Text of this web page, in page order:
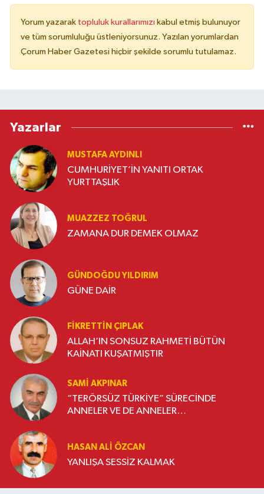
Yorum yazarak topluluk kurallarımızı kabul etmiş bulunuyor
ve tüm sorumluluğu üstleniyorsunuz. Yazılan yorumlardan
Çorum Haber Gazetesi hiçbir şekilde sorumlu tutulamaz.
Yazarlar
MUSTAFA AYDINLI
CUMHURİYET’İN YANITI ORTAK
YURTTAŞLIK
MUAZZEZ TOĞRUL
ZAMANA DUR DEMEK OLMAZ
GÜNDOĞDU YILDIRIM
GÜNE DAİR
FIKRETTIN ÇIPLAK
ALLAH’IN SONSUZ RAHMETİ BÜTÜN
KAİNATI KUŞATMIŞTIR
SAMI AKPINAR
“TERÖRSÜZ TÜRKİYE” SÜRECİNDE
ANNELER VE DE ANNELER…
HASAN ALI ÖZCAN
YANLIŞA SESSİZ KALMAK